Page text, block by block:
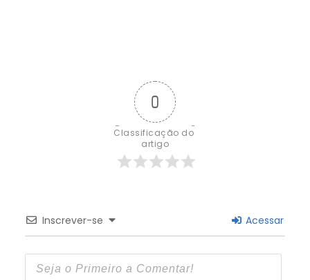
0
Classificação do
artigo
Inscrever-se Acessar